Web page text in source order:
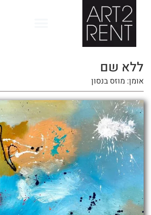
ללא שם
אומן: מוזס בנסון